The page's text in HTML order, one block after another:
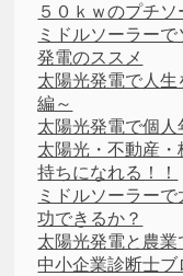
５０ｋｗのプチ
ミドルソーラー
発電のススメ
太陽光発電で人
編～
太陽光発電で個人
太陽光・不動産
持ちになれる！！
ミドルソーラー
功できるか？
太陽光発電と農業
中小企業診断士ブ